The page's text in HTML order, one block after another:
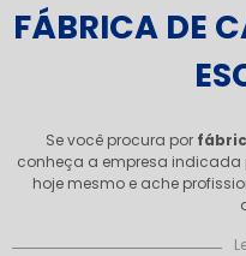
FÁBRICA DE
Se você procura por
conheça a empresa indicada
hoje mesmo e ache